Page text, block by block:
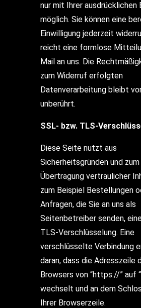
nur mit Ihrer ausdrücklichen
möglich. Sie können eine
Einwilligung jederzeit
reicht eine formlose
Mail an uns. Die
zum Widerruf erfolgten
Datenverarbeitung bleibt
unberührt.
SSL- bzw. TLS-
Diese Seite nutzt aus
Sicherheitsgründen und
Übertragung vertraulicher
zum Beispiel Bestellungen
Anfragen, die Sie an uns als
Seitenbetreiber senden,
TLS-Verschlüsselung. Eine
verschlüsselte Verbindung
daran, dass die Adresszeile
Browsers von “https://” auf
wechselt und an dem
Ihrer Browserzeile.